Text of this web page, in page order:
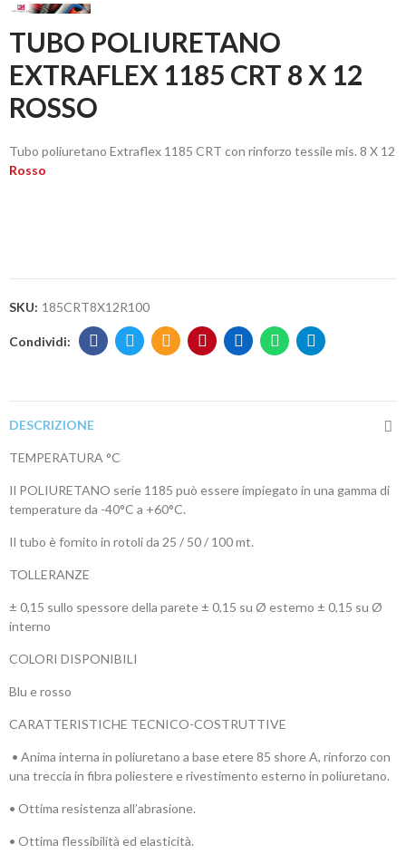
TUBO POLIURETANO
EXTRAFLEX 1185 CRT 8 X 12
ROSSO
Tubo poliuretano Extraflex 1185 CRT con rinforzo tessile mis. 8 X 12
Rosso
SKU: 185CRT8X12R100
DESCRIZIONE
TEMPERATURA °C
Il POLIURETANO serie 1185 può essere impiegato in una gamma di
temperature da -40°C a +60°C.
Il tubo è fornito in rotoli da 25 / 50 / 100 mt.
TOLLERANZE
± 0,15 sullo spessore della parete ± 0,15 su Ø esterno ± 0,15 su Ø
interno
COLORI DISPONIBILI
Blu e rosso
CARATTERISTICHE TECNICO-COSTRUTTIVE
• Anima interna in poliuretano a base etere 85 shore A, rinforzo con
una treccia in fibra poliestere e rivestimento esterno in poliuretano.
• Ottima resistenza all’abrasione.
• Ottima flessibilità ed elasticità.